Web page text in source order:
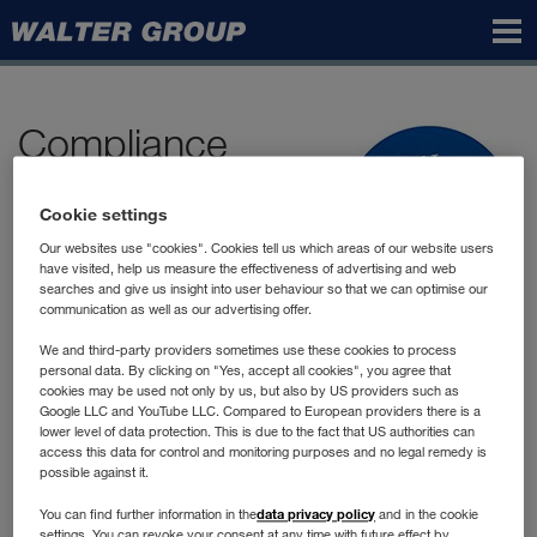
Compliance
La Compliance signifie le respect
des dispositions légales et internes à
l'entreprise. Nos activités
commerciales sont conformes aux
lois, à notreCode of Conductet aux autres directives et
instructions internes. La Compliance est pour nous partie
intégrante de notre responsabilité sociale.
Les directives de Compliance établies dans notre
Code of Conduct
d'alerte "We care". Les collaboratrices et collaborateurs,
Cookie settings
Our websites use "cookies". Cookies tell us which areas of our website users
have visited, help us measure the effectiveness of advertising and web
searches and give us insight into user behaviour so that we can optimise our
communication as well as our advertising offer.
We and third-party providers sometimes use these cookies to process
personal data. By clicking on "Yes, accept all cookies", you agree that
cookies may be used not only by us, but also by US providers such as
Google LLC and YouTube LLC. Compared to European providers there is a
lower level of data protection. This is due to the fact that US authorities can
access this data for control and monitoring purposes and no legal remedy is
possible against it.
You can find further information in thedata privacy policy and in the cookie